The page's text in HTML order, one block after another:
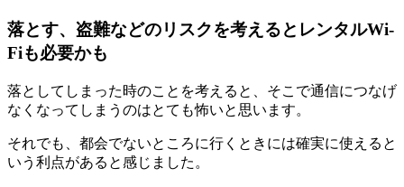
落とす、盗難などのリスクを考えるとレンタルWi-
Fiも必要かも
落としてしまった時のことを考えると、そこで通信につなげ
なくなってしまうのはとても怖いと思います。
それでも、都会でないところに行くときには確実に使えると
いう利点があると感じました。